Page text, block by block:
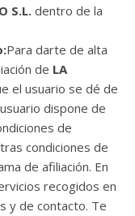
S.L. dentro de la
Para darte de alta
de LA
el usuario se dé de
dispone de
de
condiciones de
de afiliación. En
recogidos en
y de contacto. Te